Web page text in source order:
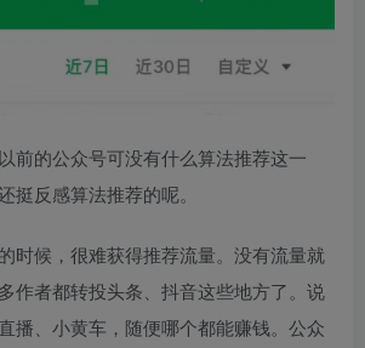
前的公众号可没有什么算法推荐这一
挺反感算法推荐的呢。
时候，很难获得推荐流量。没有流量就
作者都转投头条、抖音这些地方了。说
播、小黄车，随便哪个都能赚钱。公众